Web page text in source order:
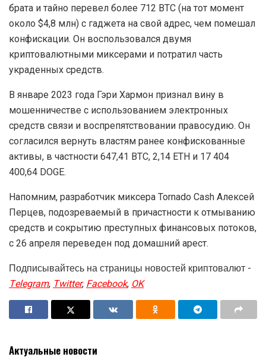
брата и тайно перевел более 712 BTC (на тот момент
около $4,8 млн) с гаджета на свой адрес, чем помешал
конфискации. Он воспользовался двумя
криптовалютными миксерами и потратил часть
украденных средств.
В январе 2023 года Гэри Хармон признал вину в
мошенничестве с использованием электронных
средств связи и воспрепятствовании правосудию. Он
согласился вернуть властям ранее конфискованные
активы, в частности 647,41 BTC, 2,14 ETH и 17 404
400,64 DOGE.
Напомним, разработчик миксера Tornado Cash Алексей
Перцев, подозреваемый в причастности к отмыванию
средств и сокрытию преступных финансовых потоков,
с 26 апреля переведен под домашний арест.
Подписывайтесь на страницы новостей криптовалют -
Telegram,Twitter,Facebook,OK
Актуальные новости